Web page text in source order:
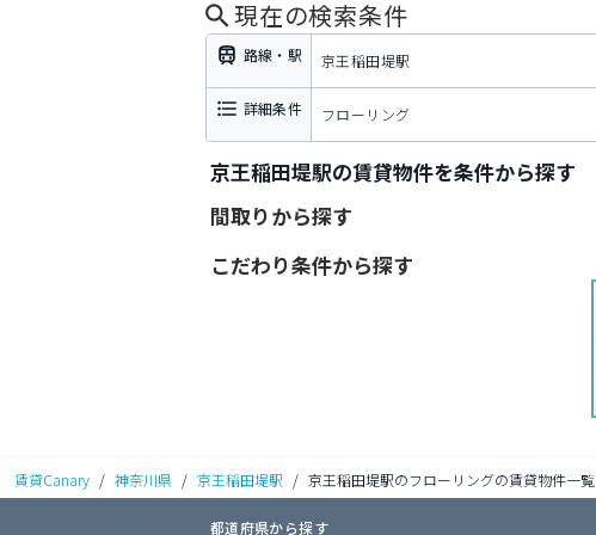
現在の検索条件
路線・駅 京王稲田堤駅
詳細条件 フローリング
京王稲田堤駅の賃貸物件を条件から探す
間取りから探す
こだわり条件から探す
賃貸Canary / 神奈川県 / 京王稲田堤駅 / 京王稲田堤駅のフローリングの賃貸物件一覧
都道府県から探す